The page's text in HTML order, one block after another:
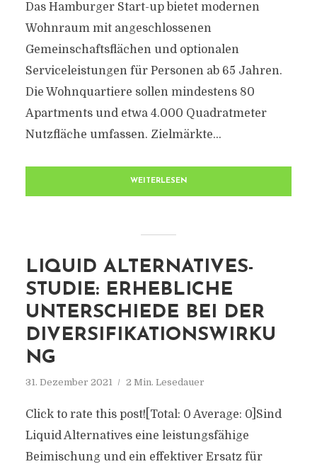
Das Hamburger Start-up bietet modernen
Wohnraum mit angeschlossenen
Gemeinschaftsflächen und optionalen
Serviceleistungen für Personen ab 65 Jahren.
Die Wohnquartiere sollen mindestens 80
Apartments und etwa 4.000 Quadratmeter
Nutzfläche umfassen. Zielmärkte...
WEITERLESEN
LIQUID ALTERNATIVES-
STUDIE: ERHEBLICHE
UNTERSCHIEDE BEI DER
DIVERSIFIKATIONSWIRKU
NG
31. Dezember 2021 2 Min. Lesedauer
Click to rate this post![Total: 0 Average: 0]Sind
Liquid Alternatives eine leistungsfähige
Beimischung und ein effektiver Ersatz für